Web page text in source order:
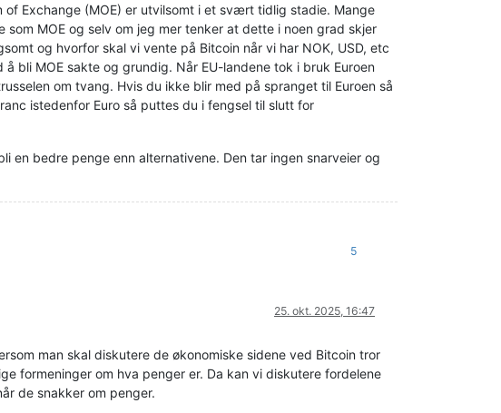
Exchange (MOE) er utvilsomt i et svært tidlig stadie. Mange
MOE og selv om jeg mer tenker at dette i noen grad skjer
og hvorfor skal vi vente på Bitcoin når vi har NOK, USD, etc
bli MOE sakte og grundig. Når EU-landene tok i bruk Euroen
om tvang. Hvis du ikke blir med på spranget til Euroen så
istedenfor Euro så puttes du i fengsel til slutt for
en bedre penge enn alternativene. Den tar ingen snarveier og
5
25. okt. 2025, 16:47
man skal diskutere de økonomiske sidene ved Bitcoin tror
formeninger om hva penger er. Da kan vi diskutere fordelene
de snakker om penger.